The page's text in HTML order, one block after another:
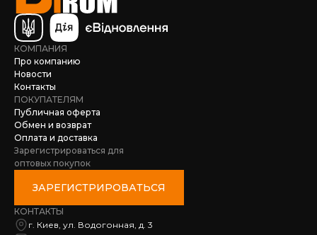
КОМПАНИЯ
Про компанию
Новости
Контакты
ПОКУПАТЕЛЯМ
Публичная оферта
Обмен и возврат
Оплата и доставка
Зарегистрироваться для
оптовых покупок
ЗАРЕГИСТРИРОВАТЬСЯ
КОНТАКТЫ
г. Киев, ул. Водогонная, д. 3